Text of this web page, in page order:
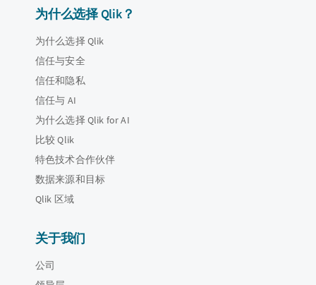
为什么选择 Qlik？
为什么选择 Qlik
信任与安全
信任和隐私
信任与 AI
为什么选择 Qlik for AI
比较 Qlik
特色技术合作伙伴
数据来源和目标
Qlik 区域
关于我们
公司